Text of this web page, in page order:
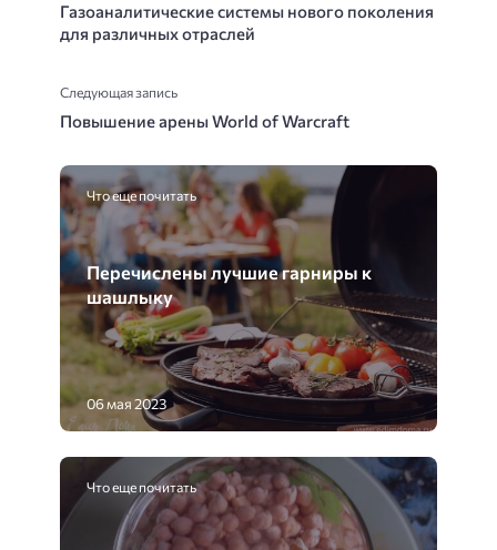
Газоаналитические системы нового поколения
для различных отраслей
Следующая запись
Повышение арены World of Warcraft
Что еще почитать
Перечислены лучшие гарниры к
шашлыку
06 мая 2023
Что еще почитать